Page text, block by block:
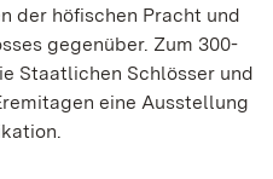
der höfischen Pracht und
gegenüber. Zum 300-
Staatlichen Schlösser und
eine Ausstellung